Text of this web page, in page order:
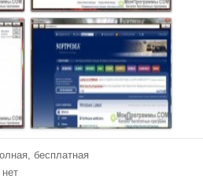
бесплатная